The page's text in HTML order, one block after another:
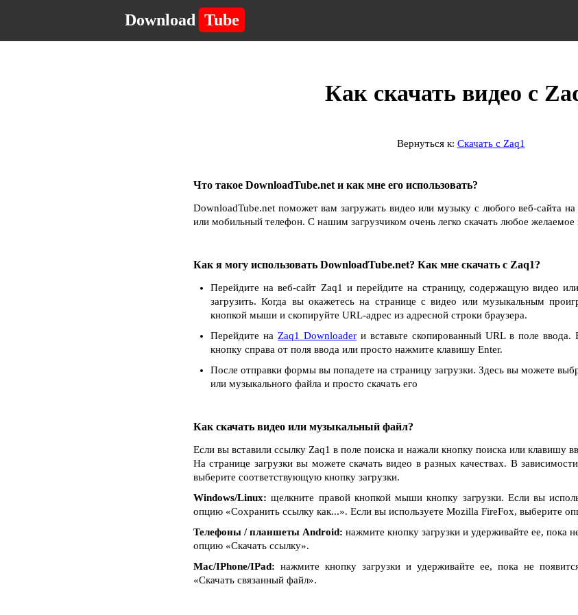
Download Tube
Как скачать видео с
Вернуться к: Скачать с Zaq1
Что такое DownloadTube.net и как мне его использовать?
DownloadTube.net поможет вам загружать видео или музыку с любого веб-сайта
или мобильный телефон. С нашим загрузчиком очень легко скачать любое
Как я могу использовать DownloadTube.net? Как мне скачать с Zaq1?
Перейдите на веб-сайт Zaq1 и перейдите на страницу, содержащую видео
загрузить. Когда вы окажетесь на странице с видео или музыкальным
кнопкой мыши и скопируйте URL-адрес из адресной строки браузера.
Перейдите на Zaq1 Downloader и вставьте скопированный URL в поле
кнопку справа от поля ввода или просто нажмите клавишу Enter.
После отправки формы вы попадете на страницу загрузки. Здесь вы можете
или музыкального файла и просто скачать его
Как скачать видео или музыкальный файл?
Если вы вставили ссылку Zaq1 в поле поиска и нажали кнопку поиска или клавишу
На странице загрузки вы можете скачать видео в разных качествах. В
выберите соответствующую кнопку загрузки.
Windows/Linux: щелкните правой кнопкой мыши кнопку загрузки. Если вы
опцию «Сохранить ссылку как...». Если вы используете Mozilla FireFox, выберите
Телефоны / планшеты Android: нажмите кнопку загрузки и удерживайте ее, пока
опцию «Скачать ссылку».
Mac/IPhone/IPad: нажмите кнопку загрузки и удерживайте ее, пока не
«Скачать связанный файл».